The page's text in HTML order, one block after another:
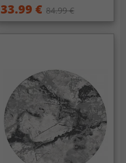
33.99 € 84.99 €